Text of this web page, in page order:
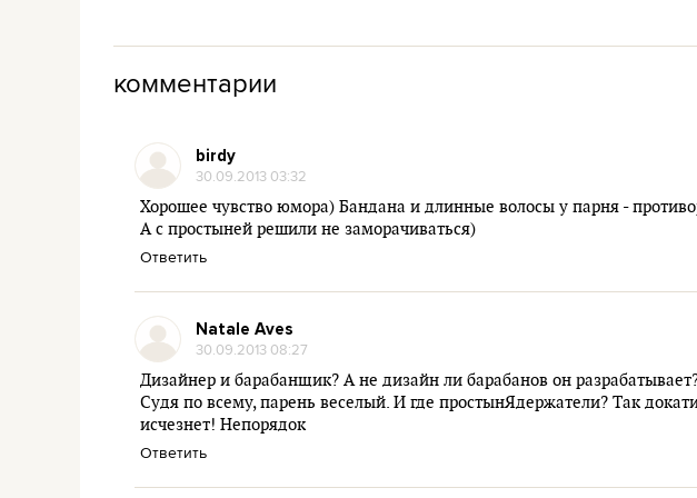
комментарии
birdy
30.09.2013 03:32
Хорошее чувство юмора) Бандана и длинные волосы у парня -
А с простыней решили не заморачиваться)
Ответить
Natale Aves
30.09.2013 08:27
Дизайнер и барабанщик? А не дизайн ли барабанов он
Судя по всему, парень веселый. И где простынЯдержатели? Так
исчезнет! Непорядок
Ответить